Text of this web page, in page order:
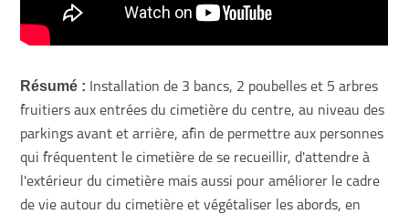
Résumé : Installation de 3 bancs, 2 poubelles et 5 arbres
fruitiers aux entrées du cimetière du centre, au niveau des
parkings avant et arrière, afin de permettre aux personnes
qui fréquentent le cimetière de se recueillir, d'attendre à
l'extérieur du cimetière mais aussi pour améliorer le cadre
de vie autour du cimetière et végétaliser les abords, en